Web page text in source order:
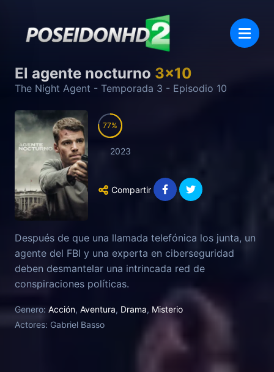
El agente nocturno 3x10
The Night Agent - Temporada 3 - Episodio 10
77
2023
Compartir
Después de que una llamada telefónica los junta, un
agente del FBI y una experta en ciberseguridad
deben desmantelar una intrincada red de
conspiraciones políticas.
Genero: Acción, Aventura, Drama, Misterio
Actores: Gabriel Basso